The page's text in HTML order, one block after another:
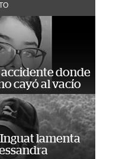
accidente donde
cayó al vacío
lamenta